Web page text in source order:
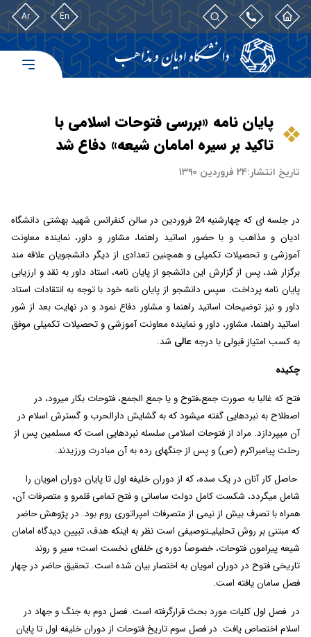
En
Ar
پایان نامه «بررسی فتوحات اسلامی با
تاکید بر سیره امامان شیعه» دفاع شد
تاریخ انتشار:۲۴ فروردین ۱۳۹۰
در جلسه ای که چهارشنبه 24 فروردین در سالن کنفرانس شهید بهشتی دانشگاه
ادیان و مذاهب و با حضور اساتید راهنما، مشاور و داور، نماینده معاونت
آموزشی و تحصیلات تکمیلی و همچنین تعدادی از دیگر دانشجویان علاقه مند
برگزار شد، پس از گزارش این دانشجو از پایان نامه، استاد داور به نقد و ارزیابی
پایان نامه پرداخت. سپس دانشجو از پایان نامه خود با توجه به انتقادات استاد
داور و نیز توضیحات اساتید راهنما و مشاور دفاع نمود و در نهایت بعد از شور
اساتید راهنما، مشاور، داور و نماینده معاونت آموزشی و تحصیلات تکمیلی موفق
به کسب امتیاز قبولی با درجهعالی شد.
چکیده
فتح که غالبا به صورت جمع،فتوح و یا جمع الجمع، فتوحات بکار می­رود، در
اصطلاح به نبردهایی گفته می­شود که به گشایش دارالحرب و گسترش اسلام در
آن می­پردازد. مراد از فتوحات اسلامی سلسله نبردهایی است که مسلمین پس از
رحلت پیامبراکرم (ص) و پس از جنگ­های رده به آن مبادرت ورزیدند.
حاصل کار آنان در یک سده، که از دوران خلیفه اول تا پایان دوران امویان را
شامل می­گردد، شکست کامل دولت ساسانی و فتح تمامی قلمرو و متصرفات آن،
همراه با تصرف بیش از نیمی از متصرفات امپراتوری روم بود. در پژوهش حاضر
که مبتنی بر روش تحلیلی­ـ­توصیفی است نظر به اینکه هدف، تبیین دیدگاه امامان
شیعه پیرامون فتوحات، خصوصاً دوره ی خلفای نخست است؛ سیر و روند
تاریخی فتوح در دوران امویان به اختصار بیان شده است. تحقیق حاضر در چهار
فصل سامان یافته است.
در فصل اول کلیات مورد بحث قرارگرفته است. فصل دوم به جنگ و جهاد در
اسلام اختصاص یافت. در فصل سوم تاریخ فتوحات از دوران خلیفه اول تا پایان